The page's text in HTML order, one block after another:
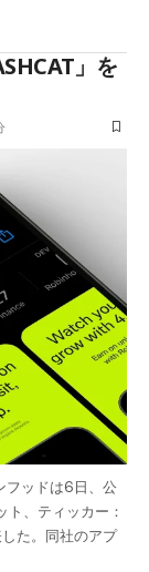
」を
フッドは6日、公
、ティッカー：
た。同社のアプ